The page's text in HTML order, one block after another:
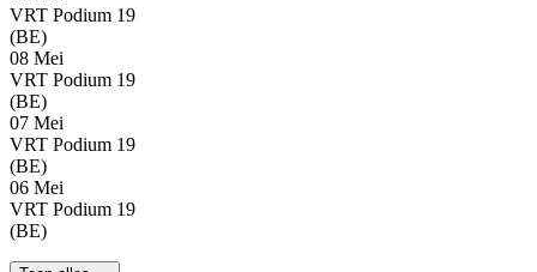
VRT Podium 19
(BE)
08 Mei
VRT Podium 19
(BE)
07 Mei
VRT Podium 19
(BE)
06 Mei
VRT Podium 19
(BE)